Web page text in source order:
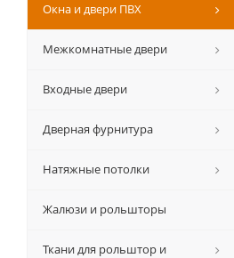
Окна и двери ПВХ
Межкомнатные двери
Входные двери
Дверная фурнитура
Натяжные потолки
Жалюзи и рольшторы
Ткани для рольштор и